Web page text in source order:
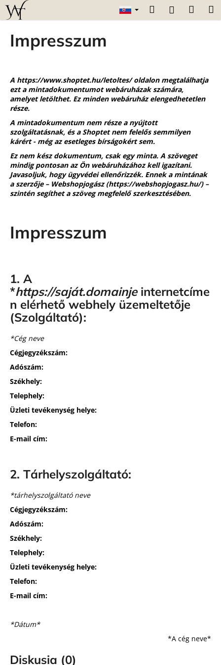
Prejsť
obsah
Hľadať
Impresszum
A https://www.shoptet.hu/letoltes/oldalon megtalálhatja
ezt a mintadokumentumot webáruházak számára,
amelyet letölthet. Ez minden webáruház elengedhetetlen
része.
A mintadokumentum nem része a nyújtott
szolgáltatásnak, és a Shoptet nem felelős semmilyen
kárért - még az esetleges bírságokért sem.
Ez nem kész dokumentum, csak egy minta. A szöveget
mindig pontosan az Ön webáruházához kell igazítani.
Javasoljuk, hogy ügyvédei ellenőrizzék. Ennek a mintának
a szerzője – Webshopjogász (https://webshopjogasz.hu/) –
szintén segíthet a szöveg megfelelő szerkesztésében.
Impresszum
1. A
*https://saját.domainje internetcíme
n elérhető webhely üzemeltetője
(Szolgáltató):
*Cég neve
Cégjegyzékszám:
Adószám:
Székhely:
Telephely:
Üzleti tevékenység helye:
Telefon:
E-mail cím:
2. Tárhelyszolgáltató:
*tárhelyszolgáltató neve
Cégjegyzékszám:
Adószám:
Székhely:
Telephely:
Üzleti tevékenység helye:
Telefon:
E-mail cím:
*Dátum*
*A cég neve*
Diskusia (0)
K
o
p
o
t
r
e
b
u
j
e
t
á
ť
?